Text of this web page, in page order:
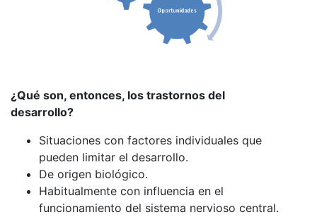
¿Qué son, entonces, los trastornos del
desarrollo?
Situaciones con factores individuales que
pueden limitar el desarrollo.
De origen biológico.
Habitualmente con influencia en el
funcionamiento del sistema nervioso central.